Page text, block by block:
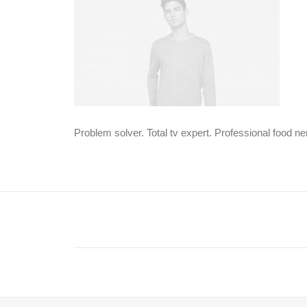
Problem solver. Total tv expert. Professional food